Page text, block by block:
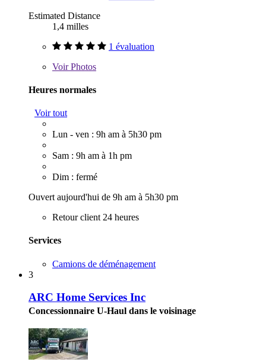
Estimated Distance
1,4 milles
1 évaluation
VoirPhotos
Heures normales
Voir tout
Lun - ven : 9h am à 5h30 pm
Sam : 9h am à 1h pm
Dim : fermé
Ouvert aujourd'hui de 9h am à 5h30 pm
Retour client 24 heures
Services
Camions de déménagement
3
ARC Home Services Inc
Concessionnaire U-Haul dans le voisinage